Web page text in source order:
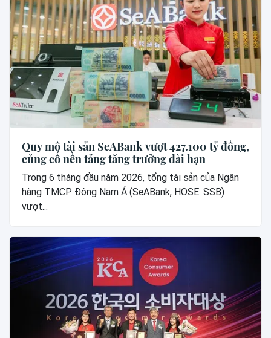
Quy mô tài sản SeABank vượt 427.100 tỷ đồng,
củng cố nền tảng tăng trưởng dài hạn
Trong 6 tháng đầu năm 2026, tổng tài sản của Ngân
hàng TMCP Đông Nam Á (SeABank, HOSE: SSB)
vượt...